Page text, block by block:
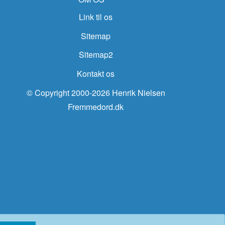
Link til os
Sitemap
Sitemap2
Kontakt os
© Copyright 2000-2026 Henrik Nielsen
Fremmedord.dk